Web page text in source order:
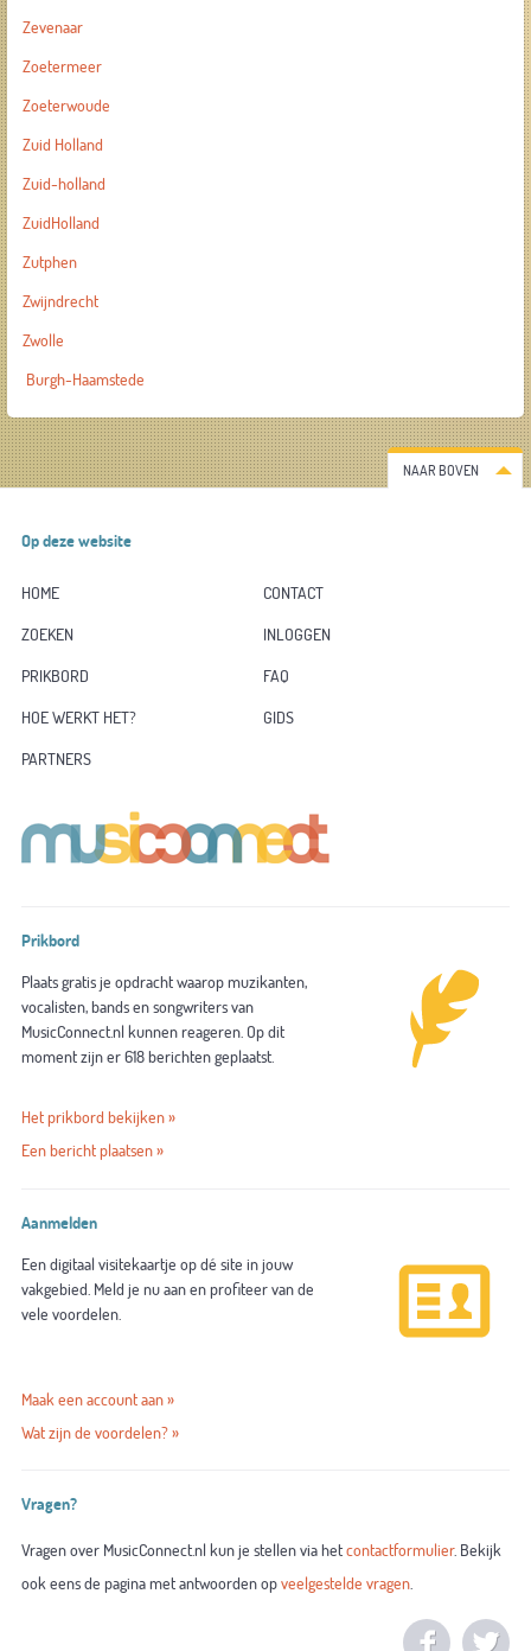
Zevenaar
Zoetermeer
Zoeterwoude
Zuid Holland
Zuid-holland
ZuidHolland
Zutphen
Zwijndrecht
Zwolle
Burgh-Haamstede
NAAR BOVEN
Op deze website
HOME
CONTACT
ZOEKEN
INLOGGEN
PRIKBORD
FAQ
HOE WERKT HET?
GIDS
PARTNERS
Prikbord
Plaats gratis je opdracht waarop muzikanten,
vocalisten, bands en songwriters van
MusicConnect.nl kunnen reageren. Op dit
moment zijn er 618 berichten geplaatst.
Het prikbord bekijken »
Een bericht plaatsen »
Aanmelden
Een digitaal visitekaartje op dé site in jouw
vakgebied. Meld je nu aan en profiteer van de
vele voordelen.
Maak een account aan »
Wat zijn de voordelen? »
Vragen?
Vragen over MusicConnect.nl kun je stellen via hetcontactformulier. Bekijk
ook eens de pagina met antwoorden opveelgestelde vragen.